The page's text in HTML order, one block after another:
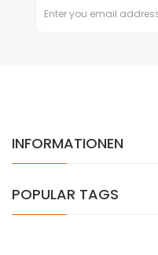
INFORMATIONEN
POPULAR TAGS